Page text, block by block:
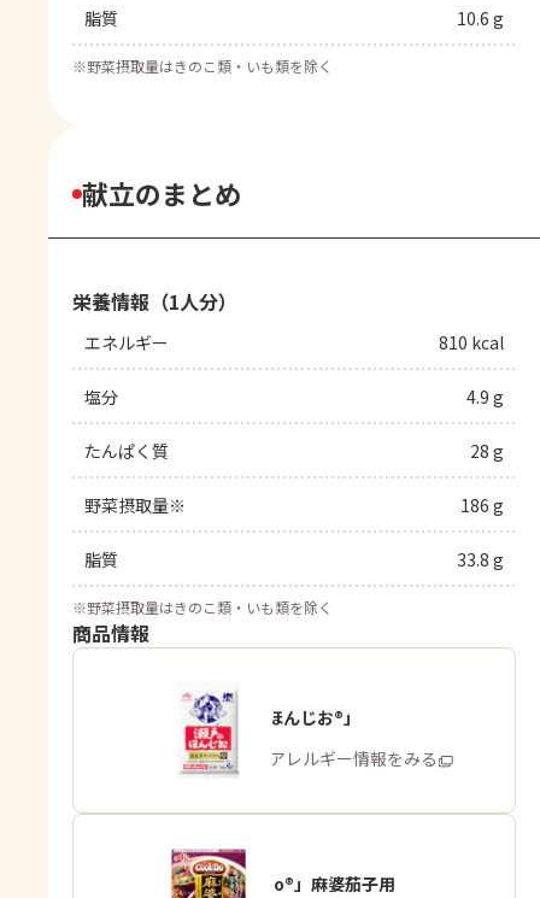
脂質 10.6 g
※野菜摂取量はきのこ類・いも類を除く
献立のまとめ
栄養情報（1人分）
エネルギー 810 kcal
塩分 4.9 g
たんぱく質 28 g
野菜摂取量※ 186 g
脂質 33.8 g
※野菜摂取量はきのこ類・いも類を除く
商品情報
「瀬戸のほんじお®」
商品・アレルギー情報をみる
「Cook Do®」麻婆茄子用